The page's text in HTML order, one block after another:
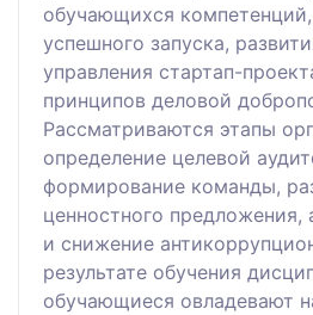
обучающихся
успешного запуска,
управления стартап-
принципов деловой
Рассматриваются этапы
определение целевой
формирование команды,
ценностного предложения,
и снижение
результате обучения
обучающиеся овладевают